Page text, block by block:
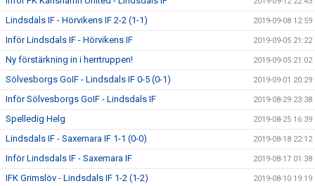
Lindsdals IF - Hörvikens IF 2-2 (1-1) 2019-09-08 12:59
Inför Lindsdals IF - Hörvikens IF 2019-09-05 21:22
Ny förstärkning in i herrtruppen! 2019-09-05 21:02
Sölvesborgs GoIF - Lindsdals IF 0-5 (0-1) 2019-09-01 20:29
Inför Sölvesborgs GoIF - Lindsdals IF 2019-08-29 23:38
Spelledig Helg 2019-08-25 16:39
Lindsdals IF - Saxemara IF 1-1 (0-0) 2019-08-18 22:12
Inför Lindsdals IF - Saxemara IF 2019-08-17 01:38
IFK Grimslöv - Lindsdals IF 1-2 (1-2) 2019-08-10 19:19